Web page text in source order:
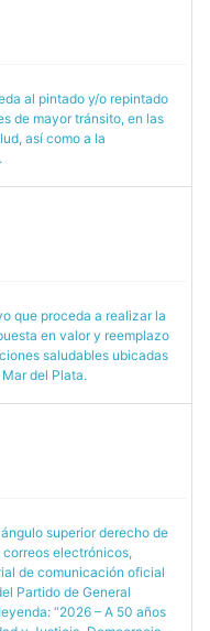
al pintado y/o repintado
de mayor tránsito, en las
así como a la
que proceda a realizar la
en valor y reemplazo
saludables ubicadas
del Plata.
superior derecho de
electrónicos,
de comunicación oficial
Partido de General
“2026 – A 50 años